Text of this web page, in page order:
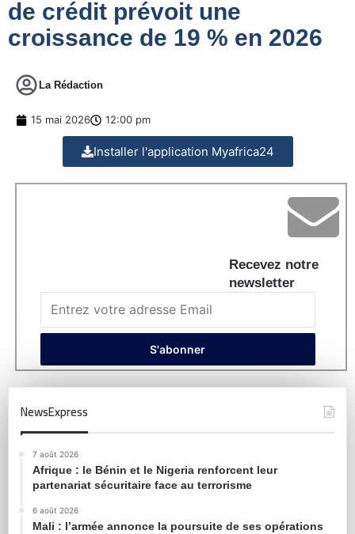
de crédit prévoit une
croissance de 19 % en 2026
La Rédaction
15 mai 2026 12:00 pm
Installer l'application Myafrica24
Recevez notre
newsletter
NewsExpress
7 août 2026
Afrique : le Bénin et le Nigeria renforcent leur
partenariat sécuritaire face au terrorisme
6 août 2026
Mali : l’armée annonce la poursuite de ses opérations